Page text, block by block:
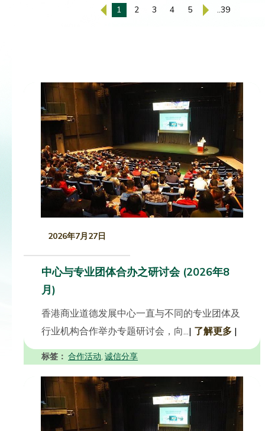
1 2 3 4 5 ..39
2026年7月27日
中心与专业团体合办之研讨会 (2026年8
月)
香港商业道德发展中心一直与不同的专业团体及
行业机构合作举办专题研讨会，向...| 了解更多 |
标签： 合作活动, 诚信分享